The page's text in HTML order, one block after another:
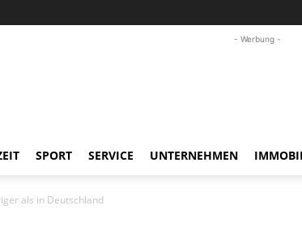
- Werbung -
SPORT SERVICE UNTERNEHMEN
als in Deutschland